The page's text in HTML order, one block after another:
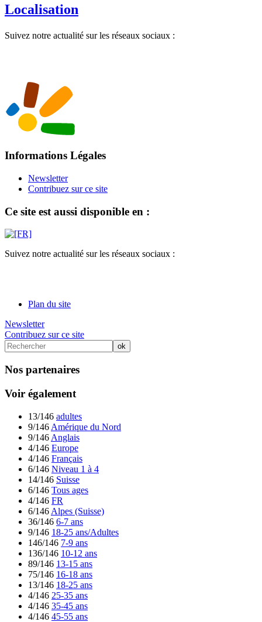
Localisation
Suivez notre actualité sur les réseaux sociaux :
Informations Légales
Newsletter
Contribuez sur ce site
Ce site est aussi disponible en :
Suivez notre actualité sur les réseaux sociaux :
Plan du site
Newsletter
Contribuez sur ce site
Nos partenaires
Voir également
13/146 adultes
9/146 Amérique du Nord
9/146 Anglais
4/146 Europe
4/146 Français
6/146 Niveau 1 à 4
14/146 Suisse
6/146 Tous ages
4/146 FR
6/146 Alpes (Suisse)
36/146 6-7 ans
9/146 18-25 ans/Adultes
146/146 7-9 ans
136/146 10-12 ans
89/146 13-15 ans
75/146 16-18 ans
13/146 18-25 ans
4/146 25-35 ans
4/146 35-45 ans
4/146 45-55 ans